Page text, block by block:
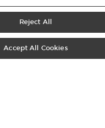
Datenschutz
Karriere
Reject All
Accept All Cookies